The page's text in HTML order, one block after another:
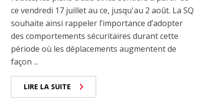
ce vendredi 17 juillet au ce, jusqu'au 2 août. La SQ
souhaite ainsi rappeler l’importance d’adopter
des comportements sécuritaires durant cette
période où les déplacements augmentent de
façon ...
LIRE LA SUITE